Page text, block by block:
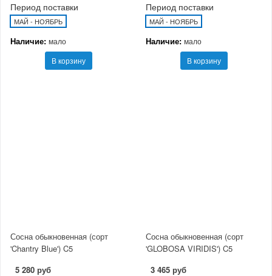
Период поставки
МАЙ - НОЯБРЬ
Наличие: мало
В корзину
Период поставки
МАЙ - НОЯБРЬ
Наличие: мало
В корзину
Сосна обыкновенная (сорт
'Chantry Blue') C5
5 280 руб
Сосна обыкновенная (сорт
'GLOBOSA VIRIDIS') C5
3 465 руб